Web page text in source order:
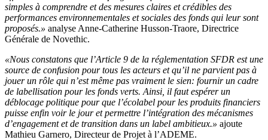
simples à comprendre et des mesures claires et crédibles des
performances environnementales et sociales des fonds qui leur sont
proposés.» analyse Anne-Catherine Husson-Traore, Directrice
Générale de Novethic.
«Nous constatons que l’Article 9 de la réglementation SFDR est une
source de confusion pour tous les acteurs et qu’il ne parvient pas à
jouer un rôle qui n’est même pas vraiment le sien: fournir un cadre
de labellisation pour les fonds verts. Ainsi, il faut espérer un
déblocage politique pour que l’écolabel pour les produits financiers
puisse enfin voir le jour et permettre l’intégration des mécanismes
d’engagement et de transition dans un label ambitieux.» ajoute
Mathieu Garnero, Directeur de Projet à l’ADEME.